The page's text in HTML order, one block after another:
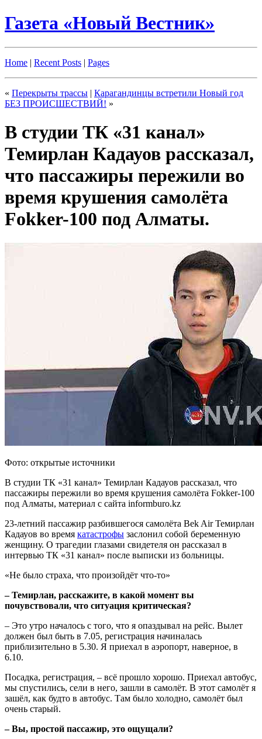
Газета «Новый Вестник»
Home | Recent Posts | Pages
« Перекрыты трассы | Карагандинцы встретили Новый год
БЕЗ ПРОИСШЕСТВИЙ! »
В студии ТК «31 канал»
Темирлан Кадауов рассказал,
что пассажиры пережили во
время крушения самолёта
Fokker-100 под Алматы.
Фото: открытые источники
В студии ТК «31 канал» Темирлан Кадауов рассказал, что
пассажиры пережили во время крушения самолёта Fokker-100
под Алматы, материал с сайта informburo.kz
23-летний пассажир разбившегося самолёта Bek Air Темирлан
Кадауов во время катастрофы заслонил собой беременную
женщину. О трагедии глазами свидетеля он рассказал в
интервью ТК «31 канал» после выписки из больницы.
«Не было страха, что произойдёт что-то»
– Темирлан, расскажите, в какой момент вы
почувствовали, что ситуация критическая?
– Это утро началось с того, что я опаздывал на рейс. Вылет
должен был быть в 7.05, регистрация начиналась
приблизительно в 5.30. Я приехал в аэропорт, наверное, в
6.10.
Посадка, регистрация, – всё прошло хорошо. Приехал автобус,
мы спустились, сели в него, зашли в самолёт. В этот самолёт я
зашёл, как будто в автобус. Там было холодно, самолёт был
очень старый.
– Вы, простой пассажир, это ощущали?